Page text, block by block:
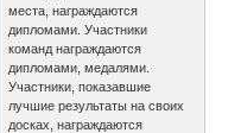
места, награждаются
дипломами. Участники
команд награждаются
дипломами, медалями.
Участники, показавшие
лучшие результаты на своих
досках, награждаются